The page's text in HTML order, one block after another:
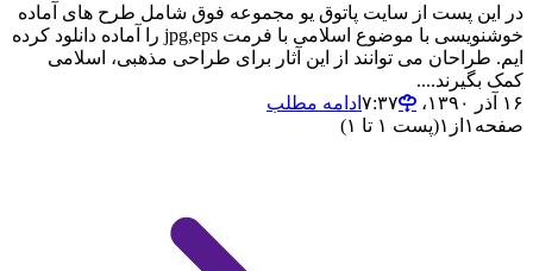
در این پست از سایت پاتوق یو مجموعه فوق شامل طرح های آماده
خوشنویسی با موضوع اسلامی با فرمت jpg,eps را آماده دانلود کرده
ایم. طراحان می توانند از این آثار برای طراحی مذهبی، اسلامی
کمک بگیرند....
۱۶ آذر ۱۳۹۰،‏ ۷:۳۷
ادامه مطلب
صفحه ۱ از ۱(پست ۱ تا ۱)